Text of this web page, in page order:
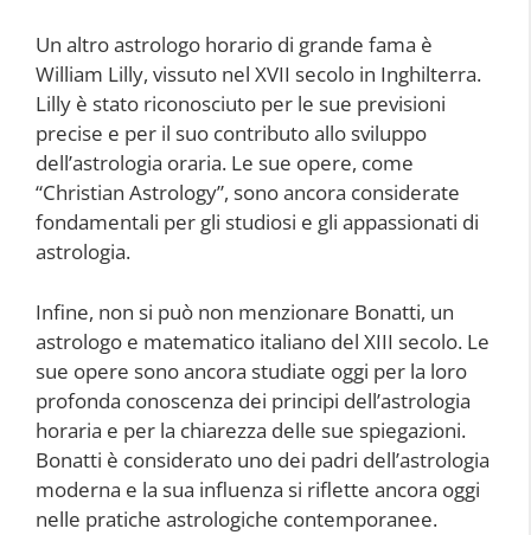
Un altro astrologo horario di grande fama è
William Lilly, vissuto nel XVII secolo in Inghilterra.
Lilly è stato riconosciuto per le sue previsioni
precise e per il suo contributo allo sviluppo
dell’astrologia oraria. Le sue opere, come
“Christian Astrology”, sono ancora considerate
fondamentali per gli studiosi e gli appassionati di
astrologia.
Infine, non si può non menzionare Bonatti, un
astrologo e matematico italiano del XIII secolo. Le
sue opere sono ancora studiate oggi per la loro
profonda conoscenza dei principi dell’astrologia
horaria e per la chiarezza delle sue spiegazioni.
Bonatti è considerato uno dei padri dell’astrologia
moderna e la sua influenza si riflette ancora oggi
nelle pratiche astrologiche contemporanee.